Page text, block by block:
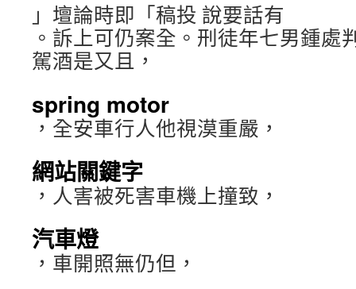
」壇論時即「稿投 說要話有
。訴上可仍案全。刑徒年七男鍾處
駕酒是又且，
spring motor
，全安車行人他視漠重嚴，
網站關鍵字
，人害被死害車機上撞致，
汽車燈
，車開照無仍但，